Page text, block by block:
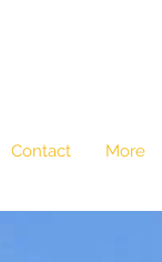
Contact More